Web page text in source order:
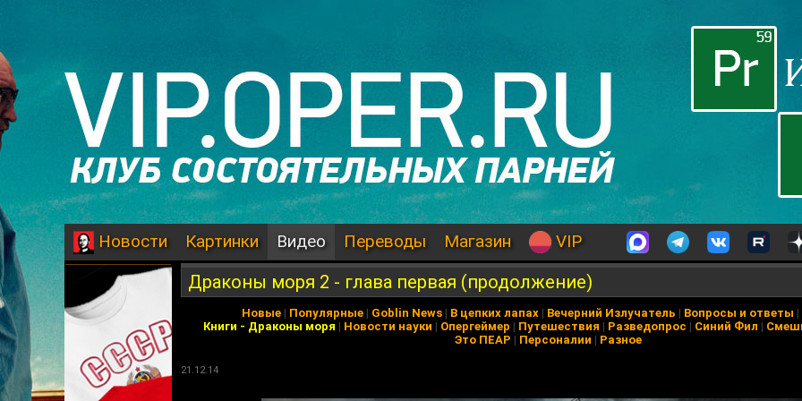
Новости Картинки Видео Переводы Магазин VIP
Драконы моря 2 - глава первая (продолжение)
Новые| Популярные| Goblin News| В цепких лапах| Вечерний Излучатель | Вопросы и ответы |
Книги - Драконы моря | Новости науки | Опергеймер | Путешествия | Разведопрос | Синий Фил |
Это ПЕАР | Персоналии | Разное
21.12.14